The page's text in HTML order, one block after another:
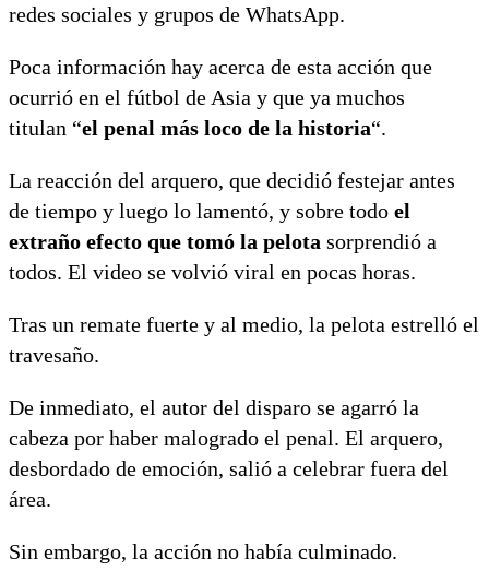
redes sociales y grupos de WhatsApp.
Poca información hay acerca de esta acción que
ocurrió en el fútbol de Asia y que ya muchos
titulan “el penal más loco de la historia“.
La reacción del arquero, que decidió festejar antes
de tiempo y luego lo lamentó, y sobre todo el
extraño efecto que tomó la pelota sorprendió a
todos. El video se volvió viral en pocas horas.
Tras un remate fuerte y al medio, la pelota estrelló el
travesaño.
De inmediato, el autor del disparo se agarró la
cabeza por haber malogrado el penal. El arquero,
desbordado de emoción, salió a celebrar fuera del
área.
Sin embargo, la acción no había culminado.